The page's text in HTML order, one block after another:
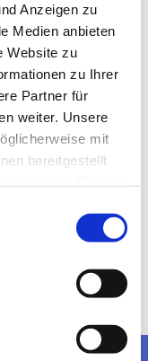
Anzeigen zu
Medien anbieten
Website zu
zu Ihrer
Partner für
weiter. Unsere
mit
bereitgestellt